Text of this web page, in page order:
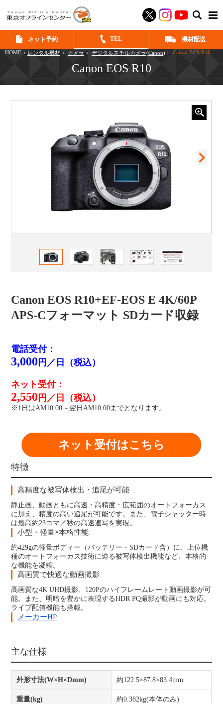
ネット予約 TEL 機材配送
HOME > レンタル機材 > カメラ > デジタルスチルカメラ(Canon) > Canon EOS R10
Canon EOS R10
Canon EOS R10+EF-EOS E 4K/60P
APS-Cフォーマット SDカード収録
電話受付：
3,000 円／日（税込）
ネット受付：
2,550 円／日（税込）
※1日はAM10:00～翌日AM10:00までとなります。
ネット受付はこちら
特徴
高精度な被写体検出・追尾が可能
静止画、動画ともに高速・高精度・広範囲のオートフォーカス
に加え、精度の高い追尾が可能です。また、電子シャッター時
は最高約23コマ／秒の高速連写を実現。
小型・軽量×本格性能
約429gの軽量ボディー（バッテリー・SDカード含）に、上位機
種のオートフォーカス技術に迫る被写体検出機能など、本格的
な機能を凝縮。
高画質で快適な動画撮影
高画質な4K UHD撮影、120Pのハイフレームレート動画撮影が可
能。また、明暗を豊かに表現するHDR PQ撮影が動画にも対応。
ライブ配信機能も搭載。
メーカーHP
主な仕様
外形寸法(W×H×Dmm) 約122.5×87.8×83.4mm
重量(kg) 約0.382kg(本体のみ)